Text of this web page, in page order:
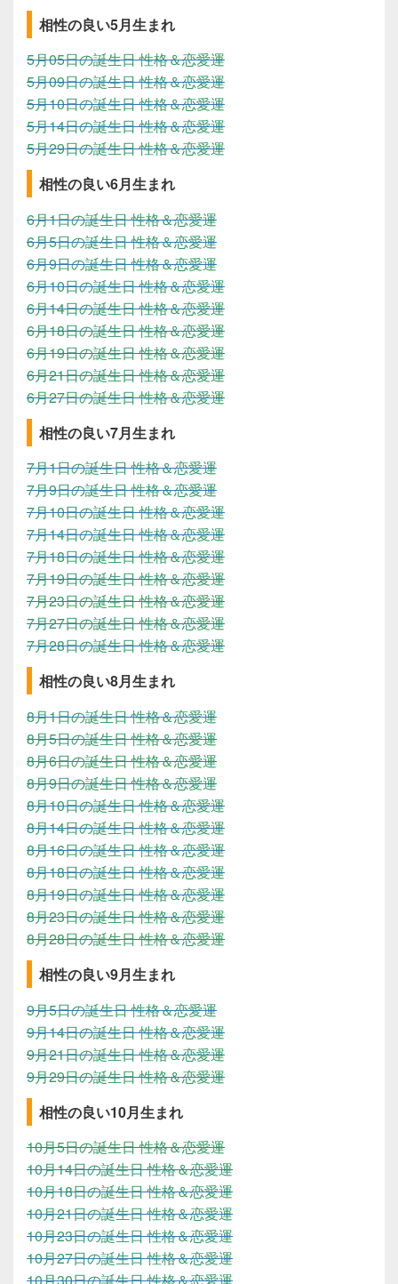
相性の良い5月生まれ
5月05日の誕生日 性格＆恋愛運
5月09日の誕生日 性格＆恋愛運
5月10日の誕生日 性格＆恋愛運
5月14日の誕生日 性格＆恋愛運
5月29日の誕生日 性格＆恋愛運
相性の良い6月生まれ
6月1日の誕生日 性格＆恋愛運
6月5日の誕生日 性格＆恋愛運
6月9日の誕生日 性格＆恋愛運
6月10日の誕生日 性格＆恋愛運
6月14日の誕生日 性格＆恋愛運
6月18日の誕生日 性格＆恋愛運
6月19日の誕生日 性格＆恋愛運
6月21日の誕生日 性格＆恋愛運
6月27日の誕生日 性格＆恋愛運
相性の良い7月生まれ
7月1日の誕生日 性格＆恋愛運
7月9日の誕生日 性格＆恋愛運
7月10日の誕生日 性格＆恋愛運
7月14日の誕生日 性格＆恋愛運
7月18日の誕生日 性格＆恋愛運
7月19日の誕生日 性格＆恋愛運
7月23日の誕生日 性格＆恋愛運
7月27日の誕生日 性格＆恋愛運
7月28日の誕生日 性格＆恋愛運
相性の良い8月生まれ
8月1日の誕生日 性格＆恋愛運
8月5日の誕生日 性格＆恋愛運
8月6日の誕生日 性格＆恋愛運
8月9日の誕生日 性格＆恋愛運
8月10日の誕生日 性格＆恋愛運
8月14日の誕生日 性格＆恋愛運
8月16日の誕生日 性格＆恋愛運
8月18日の誕生日 性格＆恋愛運
8月19日の誕生日 性格＆恋愛運
8月23日の誕生日 性格＆恋愛運
8月28日の誕生日 性格＆恋愛運
相性の良い9月生まれ
9月5日の誕生日 性格＆恋愛運
9月14日の誕生日 性格＆恋愛運
9月21日の誕生日 性格＆恋愛運
9月29日の誕生日 性格＆恋愛運
相性の良い10月生まれ
10月5日の誕生日 性格＆恋愛運
10月14日の誕生日 性格＆恋愛運
10月18日の誕生日 性格＆恋愛運
10月21日の誕生日 性格＆恋愛運
10月23日の誕生日 性格＆恋愛運
10月27日の誕生日 性格＆恋愛運